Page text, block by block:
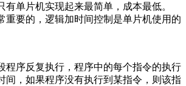
有单片机实现起来最简单，成本最低。
重要的，逻辑加时间控制是单片机使用的
程序反复执行，程序中的每个指令的执行
间，如果程序没有执行到某指令，则该指